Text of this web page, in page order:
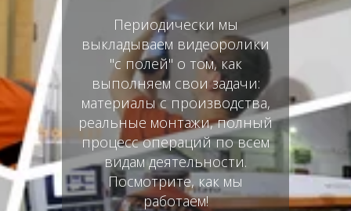
Периодически мы
выкладываем видеоролики
"с полей" о том, как
выполняем свои задачи:
материалы с производства,
реальные монтажи, полный
процесс операций по всем
видам деятельности.
Посмотрите, как мы
работаем!